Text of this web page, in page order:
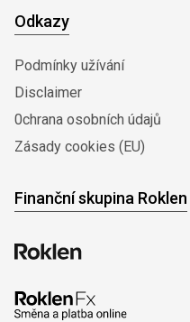
Odkazy
Podmínky užívání
Disclaimer
0chrana osobních údajů
Zásady cookies (EU)
Finanční skupina Roklen